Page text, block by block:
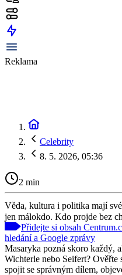
Reklama
Celebrity
8. 5. 2026, 05:36
2 min
Věda, kultura i politika mají
jen málokdo. Kdo projde bez
Přidejte si obsah
hledání a Google zprávy
Masaryka pozná skoro každý,
Wichterle nebo Seifert? Ověřte
spojit se správným dílem,